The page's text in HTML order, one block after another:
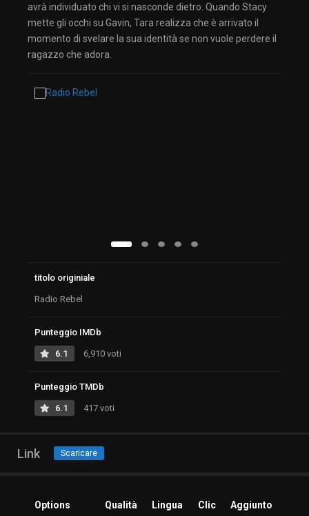
avrà individuato chi vi si nasconde dietro. Quando Stacy
mette gli occhi su Gavin, Tara realizza che è arrivato il
momento di svelare la sua identità se non vuole perdere il
ragazzo che adora.
titolo originiale
Radio Rebel
Punteggio IMDb
6.1 6,910 voti
Punteggio TMDb
6.1 417 voti
Link Scaricare
Options Qualità Lingua Clic Aggiunto